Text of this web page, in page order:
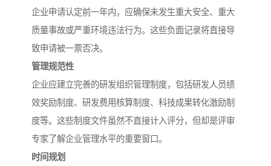
企业申请认定前一年内，应确保未发生重大安全、重大
质量事故或严重环境违法行为。这些负面记录将直接导
致申请被一票否决。
管理规范性
企业应建立完善的研发组织管理制度，包括研发人员绩
效奖励制度、研发费用核算制度、科技成果转化激励制
度等。这些制度文件虽然不直接计入评分，但却是评审
专家了解企业管理水平的重要窗口。
时间规划